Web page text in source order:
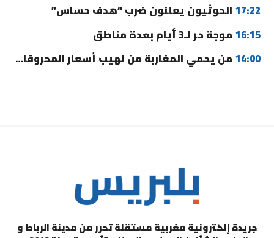
17:22 الحوثيون يعلنون ضرب “هدف حساس”
16:15 موجة حر لـ3 أيام بعدة مناطق
14:00 من يحمي المغاربة من لهيب أسعار المحروقات؟
جريدة إلكترونية مغربية مستقلة تحرر من مدينة الرباط و